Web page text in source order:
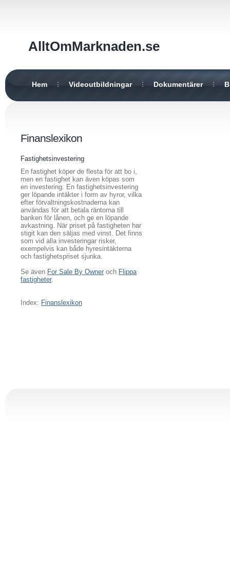
AlltOmMarknaden.se
Hem Videoutbildningar Dokumentärer
Finanslexikon
Fastighetsinvestering
En fastighet köper de flesta för att bo i,
men en fastighet kan även köpas som
en investering. En fastighetsinvestering
ger löpande intäkter i form av hyror, vilka
efter förvaltningskostnaderna kan
användas för att betala räntorna till
banken för lånen, och ge en löpande
avkastning. När priset på fastigheten har
stigit kan den säljas med vinst. Det finns
som vid alla investeringar risker,
exempelvis kan både hyresintäkterna
och fastighetspriset sjunka.
Se även For Sale By Owner och Flippa
fastigheter.
Index: Finanslexikon